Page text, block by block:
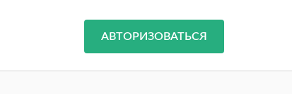
АВТОРИЗОВАТЬСЯ